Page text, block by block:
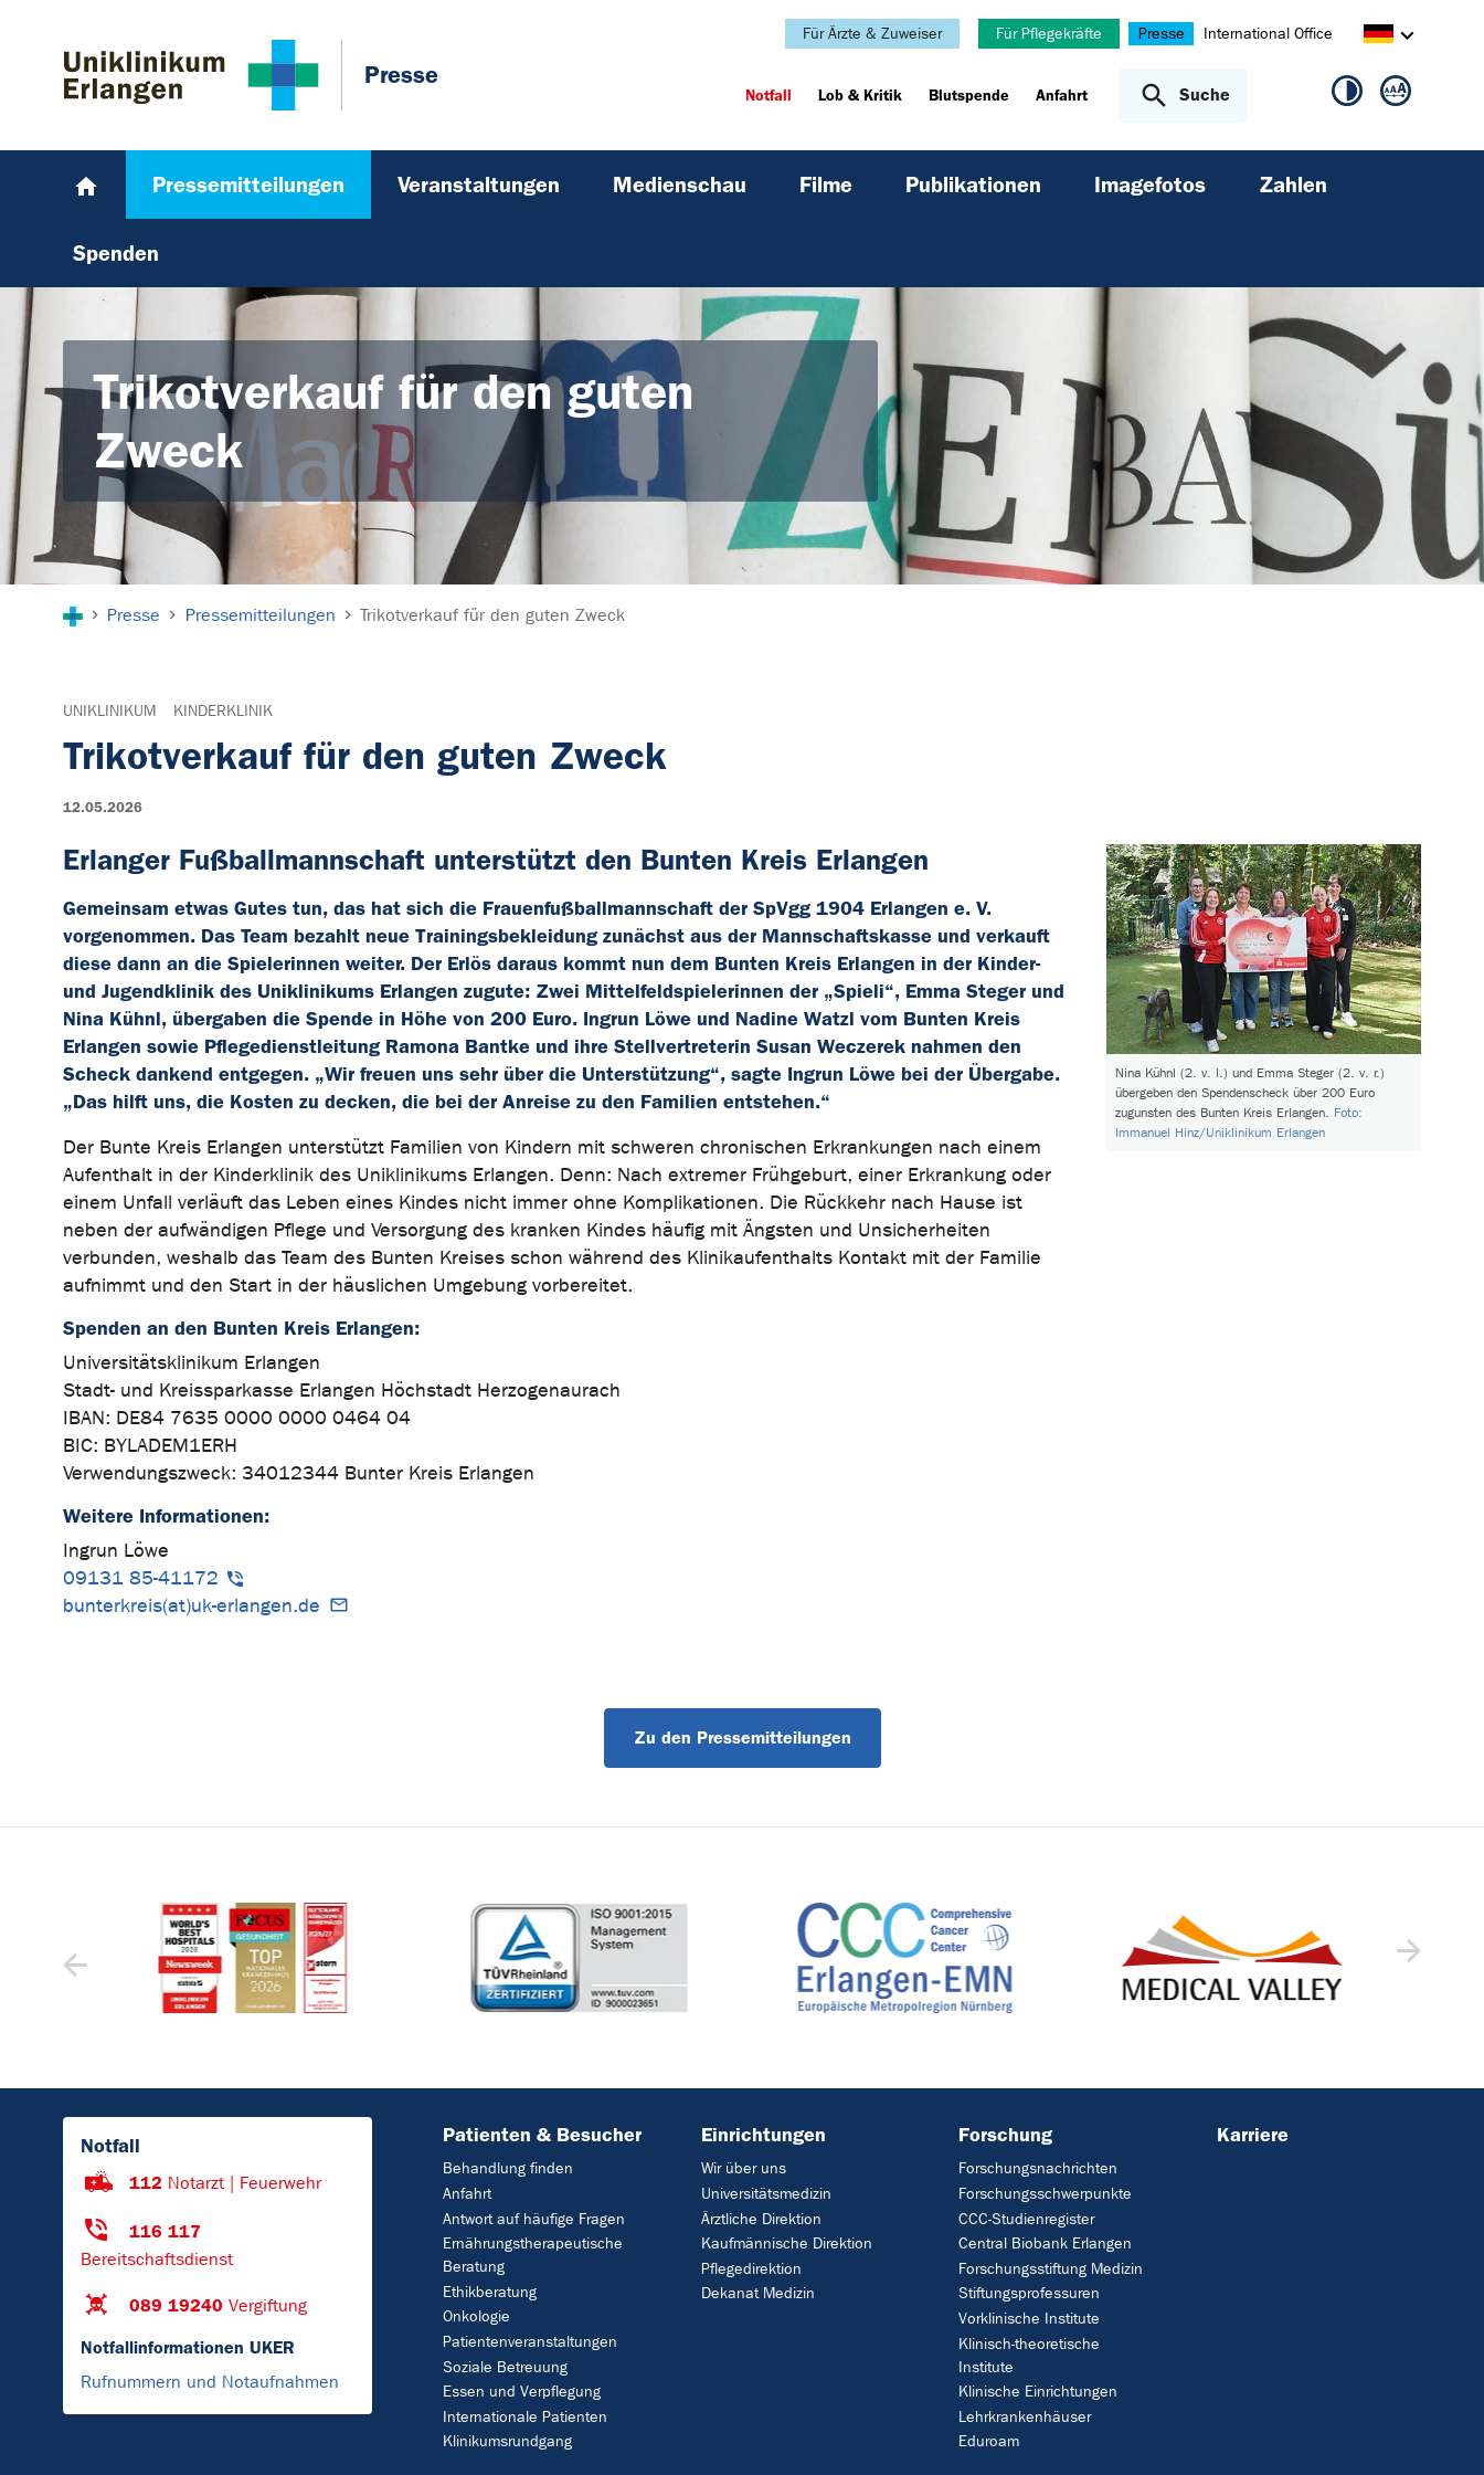
Presse
Für Ärzte & Zuweiser Für Pflegekräfte Presse International Office
Notfall Lob & Kritik Blutspende Anfahrt Suche
Pressemitteilungen Veranstaltungen Medienschau Filme Publikationen Imagefotos Zahlen
Spenden
Trikotverkauf für den guten
Zweck
Presse Pressemitteilungen Trikotverkauf für den guten Zweck
UNIKLINIKUM KINDERKLINIK
Trikotverkauf für den guten Zweck
12.05.2026
Erlanger Fußballmannschaft unterstützt den Bunten Kreis Erlangen
Gemeinsam etwas Gutes tun, das hat sich die Frauenfußballmannschaft der SpVgg 1904 Erlangen e. V.
vorgenommen. Das Team bezahlt neue Trainingsbekleidung zunächst aus der Mannschaftskasse und verkauft
diese dann an die Spielerinnen weiter. Der Erlös daraus kommt nun dem Bunten Kreis Erlangen in der Kinder-
und Jugendklinik des Uniklinikums Erlangen zugute: Zwei Mittelfeldspielerinnen der „Spieli“, Emma Steger und
Nina Kühnl, übergaben die Spende in Höhe von 200 Euro. Ingrun Löwe und Nadine Watzl vom Bunten Kreis
Erlangen sowie Pflegedienstleitung Ramona Bantke und ihre Stellvertreterin Susan Weczerek nahmen den
Scheck dankend entgegen. „Wir freuen uns sehr über die Unterstützung“, sagte Ingrun Löwe bei der Übergabe.
„Das hilft uns, die Kosten zu decken, die bei der Anreise zu den Familien entstehen.“
Der Bunte Kreis Erlangen unterstützt Familien von Kindern mit schweren chronischen Erkrankungen nach einem
Aufenthalt in der Kinderklinik des Uniklinikums Erlangen. Denn: Nach extremer Frühgeburt, einer Erkrankung oder
einem Unfall verläuft das Leben eines Kindes nicht immer ohne Komplikationen. Die Rückkehr nach Hause ist
neben der aufwändigen Pflege und Versorgung des kranken Kindes häufig mit Ängsten und Unsicherheiten
verbunden, weshalb das Team des Bunten Kreises schon während des Klinikaufenthalts Kontakt mit der Familie
aufnimmt und den Start in der häuslichen Umgebung vorbereitet.
Spenden an den Bunten Kreis Erlangen:
Universitätsklinikum Erlangen
Stadt- und Kreissparkasse Erlangen Höchstadt Herzogenaurach
IBAN: DE84 7635 0000 0000 0464 04
BIC: BYLADEM1ERH
Verwendungszweck: 34012344 Bunter Kreis Erlangen
Weitere Informationen:
Ingrun Löwe
09131 85-41172
bunterkreis(at)uk-erlangen.de
Nina Kühnl (2. v. l.) und Emma Steger (2. v. r.)
übergeben den Spendenscheck über 200 Euro
zugunsten des Bunten Kreis Erlangen. Foto:
Immanuel Hinz/Uniklinikum Erlangen
Zu den Pressemitteilungen
Notfall
112 Notarzt | Feuerwehr
116 117
Bereitschaftsdienst
089 19240 Vergiftung
Notfallinformationen UKER
Rufnummern und Notaufnahmen
Patienten & Besucher
Behandlung finden
Anfahrt
Antwort auf häufige Fragen
Ernährungstherapeutische
Beratung
Ethikberatung
Onkologie
Patientenveranstaltungen
Soziale Betreuung
Essen und Verpflegung
Internationale Patienten
Klinikumsrundgang
Einrichtungen
Wir über uns
Universitätsmedizin
Ärztliche Direktion
Kaufmännische Direktion
Pflegedirektion
Dekanat Medizin
Forschung
Forschungsnachrichten
Forschungsschwerpunkte
CCC-Studienregister
Central Biobank Erlangen
Forschungsstiftung Medizin
Stiftungsprofessuren
Vorklinische Institute
Klinisch-theoretische
Institute
Klinische Einrichtungen
Lehrkrankenhäuser
Eduroam
Karriere